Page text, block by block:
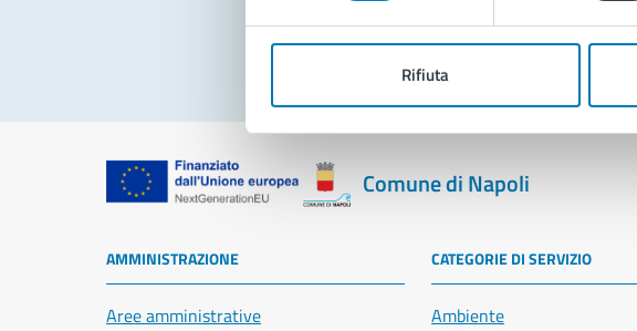
Rifiuta
Segnala disservizio
Comune di Napoli
AMMINISTRAZIONE
Aree amministrative
CATEGORIE DI SERVIZIO
Ambiente